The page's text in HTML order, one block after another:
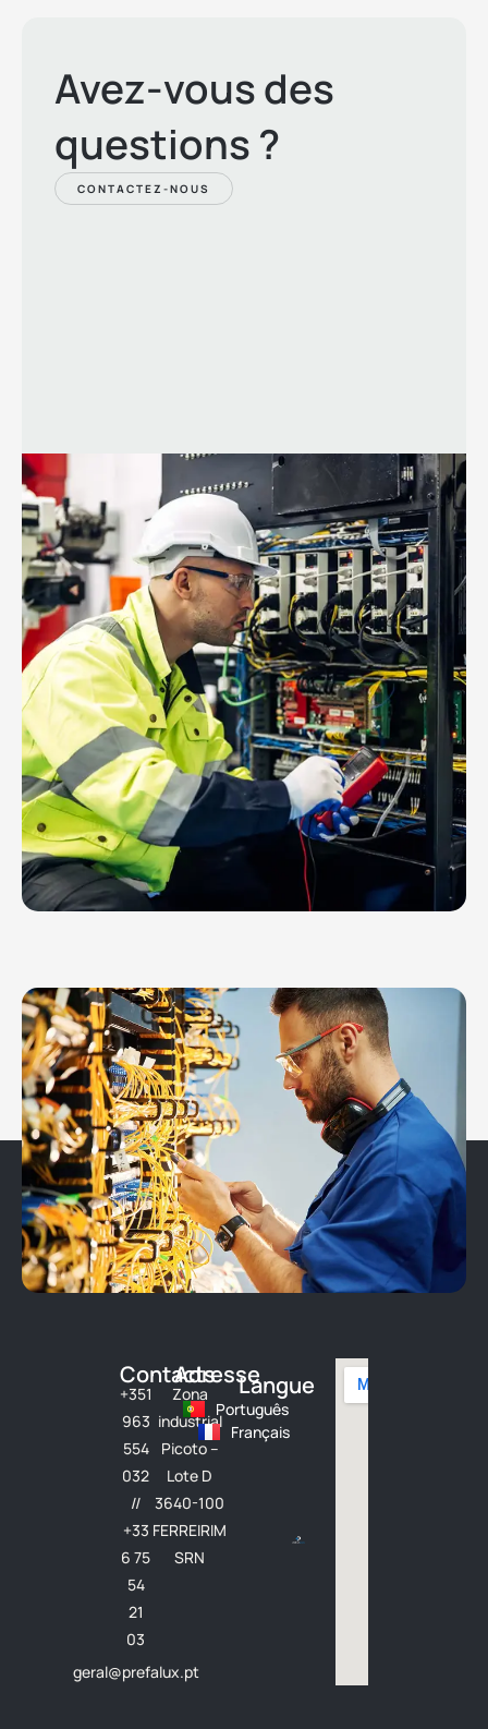
Avez-vous des
questions ?
CONTACTEZ-NOUS
Contacts
+351
963
554
032
//
+33
6 75
54
21
03
geral@prefalux.pt
Adresse
Zona
industrial
Picoto –
Lote D
3640-100
FERREIRIM
SRN
Langue
Português
Français